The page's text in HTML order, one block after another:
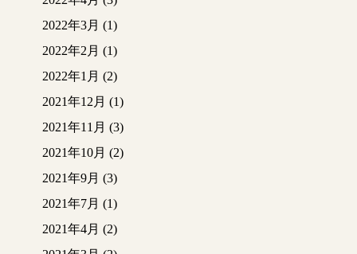
2022年3月 (1)
2022年2月 (1)
2022年1月 (2)
2021年12月 (1)
2021年11月 (3)
2021年10月 (2)
2021年9月 (3)
2021年7月 (1)
2021年4月 (2)